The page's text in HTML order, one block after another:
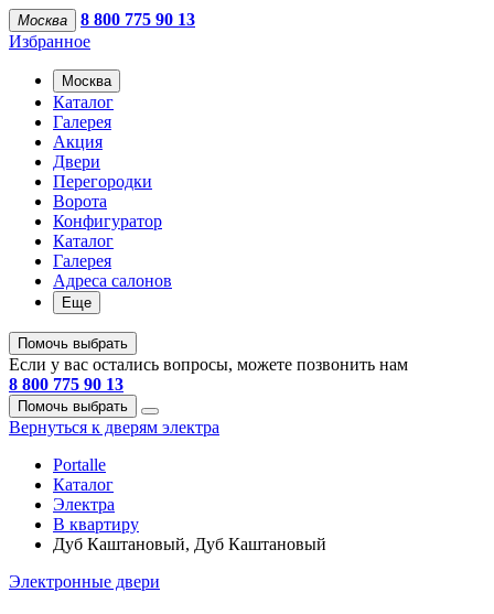
Москва
8 800 775 90 13
Избранное
Москва
Каталог
Галерея
Акция
Двери
Перегородки
Ворота
Конфигуратор
Каталог
Галерея
Адреса салонов
Еще
Помочь выбрать
Если у вас остались вопросы, можете позвонить нам
8 800 775 90 13
Помочь выбрать
Вернуться к дверям электра
Portalle
Каталог
Электра
В квартиру
Дуб Каштановый, Дуб Каштановый
Электронные двери